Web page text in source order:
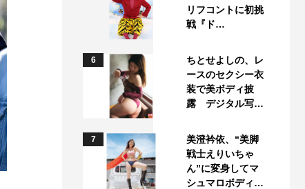
リフコントに初挑
戦『ド…
6
ちとせよしの、レ
ースのセクシー衣
装で美ボディ披
露 デジタル写…
7
美澄衿依、“美脚
戦士えりいちゃ
ん”に変身してマ
シュマロボディ…